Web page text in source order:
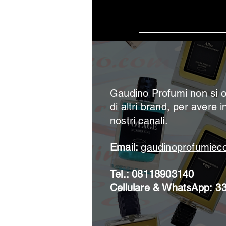
Gaudino Profumi non si
di altri brand, per avere
nostri canali.
Email:
Tel.: 08118903140
Cellulare & WhatsApp: